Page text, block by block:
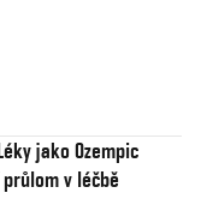
jako Ozempic
v léčbě